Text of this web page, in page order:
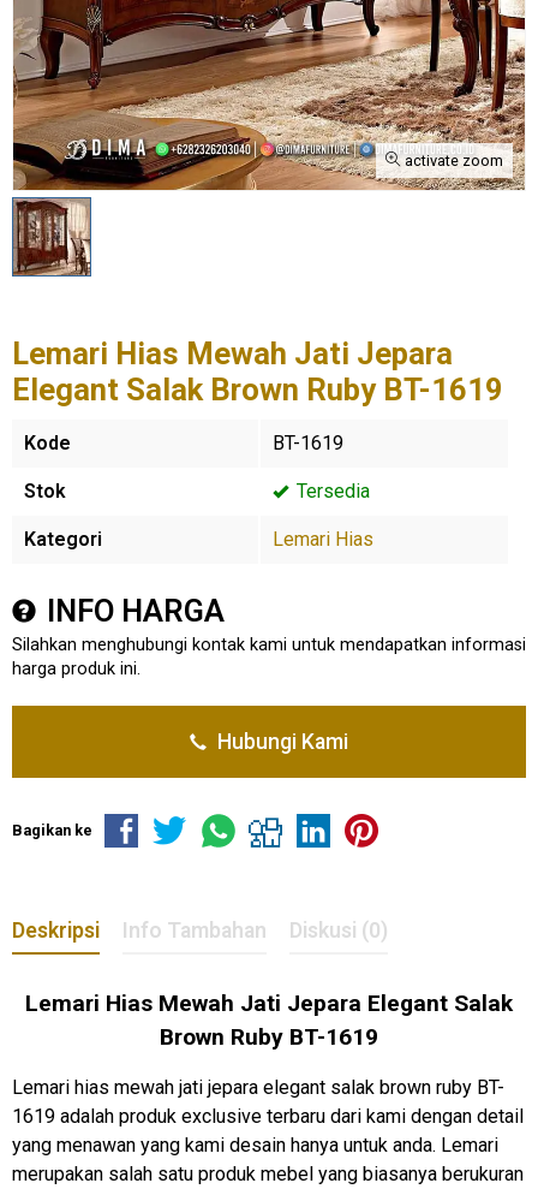
activate zoom
Lemari Hias Mewah Jati Jepara
Elegant Salak Brown Ruby BT-1619
Kode BT-1619
Stok Tersedia
Kategori Lemari Hias
INFO HARGA
Silahkan menghubungi kontak kami untuk mendapatkan informasi
harga produk ini.
Hubungi Kami
Bagikan ke
Deskripsi Info Tambahan Diskusi (0)
Lemari Hias Mewah Jati Jepara Elegant Salak
Brown Ruby BT-1619
Lemari hias mewah jati jepara elegant salak brown ruby BT-
1619 adalah produk exclusive terbaru dari kami dengan detail
yang menawan yang kami desain hanya untuk anda. Lemari
merupakan salah satu produk mebel yang biasanya berukuran